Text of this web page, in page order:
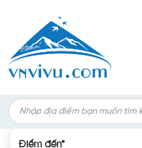
dung
Search
for:
Điểm đến*